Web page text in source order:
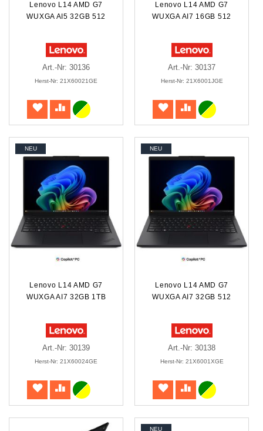
Lenovo L14 AMD G7
WUXGA AI5 32GB 512
Art.-Nr: 30136
Herst-Nr: 21X60021GE
Lenovo L14 AMD G7
WUXGA AI7 16GB 512
Art.-Nr: 30137
Herst-Nr: 21X6001JGE
NEU
Lenovo L14 AMD G7
WUXGA AI7 32GB 1TB
Art.-Nr: 30139
Herst-Nr: 21X60024GE
NEU
Lenovo L14 AMD G7
WUXGA AI7 32GB 512
Art.-Nr: 30138
Herst-Nr: 21X6001XGE
NEU